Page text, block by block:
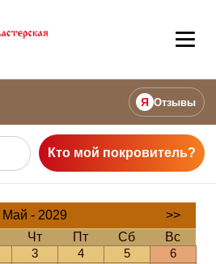
Я Отзывы
Кто мой покровитель?
Май - 2029
>>
Чт Пт Сб
Вс
3 4 5
6